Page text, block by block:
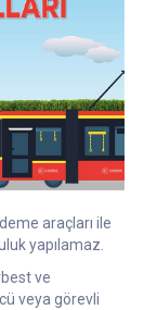
araçları ile
yapılamaz.
ve
veya görevli